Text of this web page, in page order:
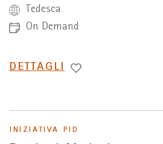
Tedesca
On Demand
PASSA
DETTAGLI
INIZIATIVA PID